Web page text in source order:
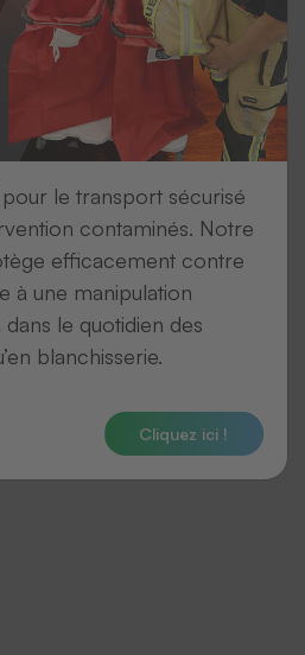
le transport sécurisé
contaminés. Notre
efficacement contre
à une manipulation
dans le quotidien des
blanchisserie.
Cliquez ici !